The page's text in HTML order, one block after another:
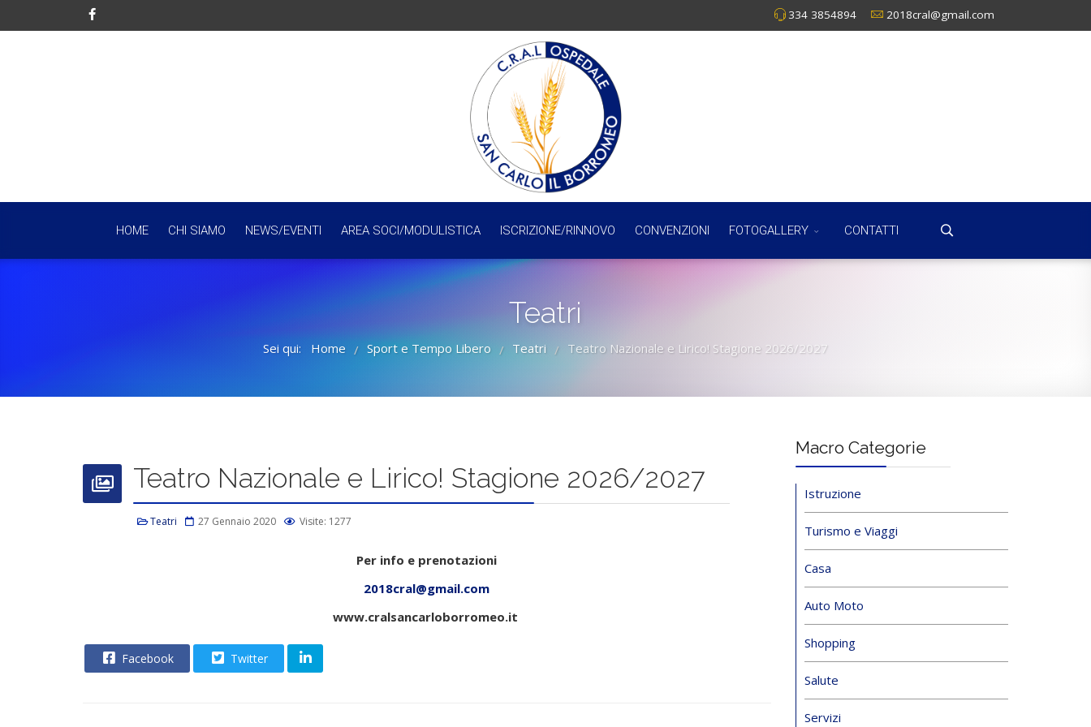
334 3854894 2018cral@gmail.com
HOME CHI SIAMO NEWS/EVENTI AREA SOCI/MODULISTICA ISCRIZIONE/RINNOVO CONVENZIONI FOTOGALLERY CONTATTI
Teatri
Sei qui: Home / Sport e Tempo Libero / Teatri / Teatro Nazionale e Lirico! Stagione 2026/2027
Teatro Nazionale e Lirico! Stagione 2026/2027
Teatri 27 Gennaio 2020 Visite: 1277
Per info e prenotazioni
2018cral@gmail.com
www.cralsancarloborromeo.it
Facebook Twitter
Macro Categorie
Istruzione
Turismo e Viaggi
Casa
Auto Moto
Shopping
Salute
Servizi